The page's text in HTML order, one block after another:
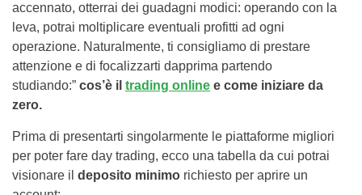
accennato, otterrai dei guadagni modici: operando con la
leva, potrai moltiplicare eventuali profitti ad ogni
operazione. Naturalmente, ti consigliamo di prestare
attenzione e di focalizzarti dapprima partendo
studiando:” cos’è il trading online e come iniziare da
zero.
Prima di presentarti singolarmente le piattaforme migliori
per poter fare day trading, ecco una tabella da cui potrai
visionare il deposito minimo richiesto per aprire un